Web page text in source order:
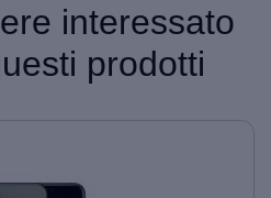
interessato
prodotti